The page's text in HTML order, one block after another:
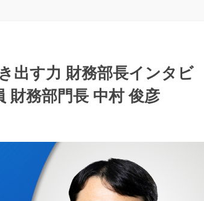
出す力 財務部長インタビ
財務部門長 中村 俊彦